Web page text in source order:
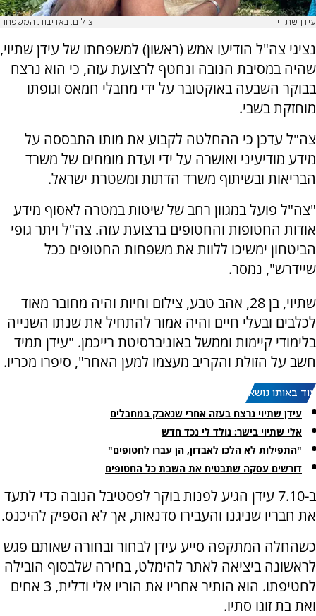
עידן שתיוי צילום: באדיבות המשפחה
נציגי צה"ל הודיעו אמש (ראשון) למשפחתו של עידן שתיוי,
שהיה במסיבת הנובה ונחטף לרצועת עזה, כי הוא נרצח
בבוקר השבעה באוקטובר על ידי מחבלי חמאס וגופתו
מוחזקת בשבי.
צה"ל עדכן כי ההחלטה לקבוע את מותו התבססה על
מידע מודיעיני ואושרה על ידי ועדת מומחים של משרד
הבריאות ובשיתוף משרד הדתות ומשטרת ישראל.
"צה"ל פועל במגוון רחב של שיטות במטרה לאסוף מידע
אודות החטופות והחטופים ברצועת עזה. צה"ל ויתר גופי
הביטחון ימשיכו ללוות את משפחות החטופים ככל
שיידרש", נמסר.
שתיוי, בן 28, אהב טבע, צילום וחיות והיה מחובר מאוד
לכלבים ובעלי חיים והיה אמור להתחיל את שנתו השנייה
בלימודי קיימות וממשל באוניברסיטת רייכמן. "עידן תמיד
חשב על הזולת והקריב מעצמו למען האחר", סיפרו מכריו.
עוד באותו נושא:
עידן שתיוי נרצח בעזה אחרי שנאבק במחבלים
אלי שתיוי בישר: נולד לי נכד חדש
"התפילות לא הלכו לאבדון, הן עברו לחטופים"
דורשים עסקה שתבטיח את השבת כל החטופים
ב-7.10 עידן הגיע לפנות בוקר לפסטיבל הנובה כדי לתעד
את חבריו שניגנו והעבירו סדנאות, אך לא הספיק להיכנס.
כשהחלה המתקפה סייע עידן לבחור ובחורה שאותם פגש
לראשונה ביציאה לאתר להימלט, בחירה שלבסוף הובילה
לחטיפתו. הוא הותיר אחריו את הוריו אלי ודלית, 3 אחים
ואת בת זוגו סתיו.